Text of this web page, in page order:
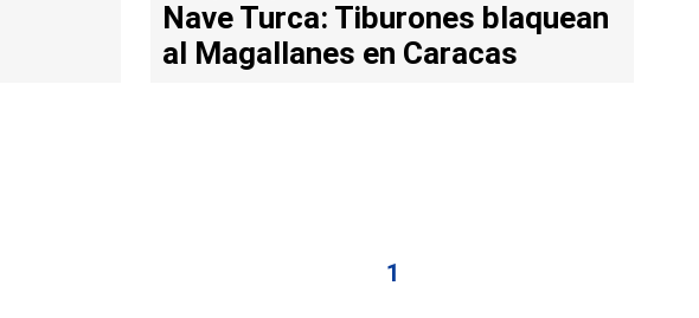
Nave Turca: Tiburones blaquean
al Magallanes en Caracas
1